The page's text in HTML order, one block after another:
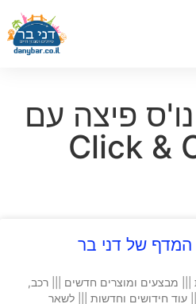
פיצה עם
Click &
של דני בר
||| מבצעים ומוצרים חדשים ||| רכב,
עוד חידושים וחדשות ||| לשאר